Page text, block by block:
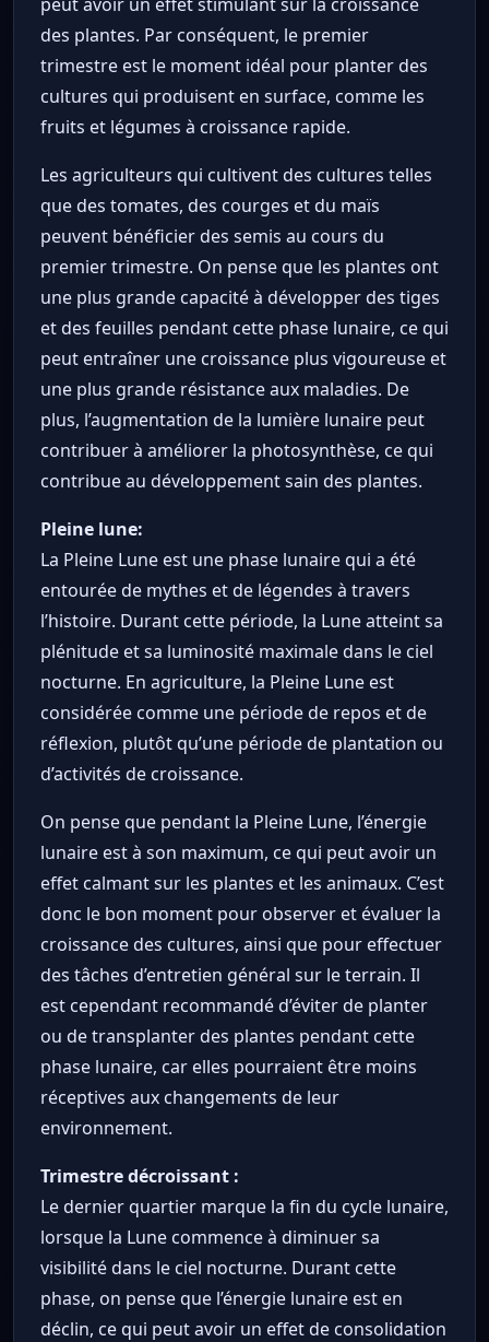
des plantes. Par conséquent, le premier
trimestre est le moment idéal pour planter des
cultures qui produisent en surface, comme les
fruits et légumes à croissance rapide.
Les agriculteurs qui cultivent des cultures telles
que des tomates, des courges et du maïs
peuvent bénéficier des semis au cours du
premier trimestre. On pense que les plantes ont
une plus grande capacité à développer des tiges
et des feuilles pendant cette phase lunaire, ce qui
peut entraîner une croissance plus vigoureuse et
une plus grande résistance aux maladies. De
plus, l’augmentation de la lumière lunaire peut
contribuer à améliorer la photosynthèse, ce qui
contribue au développement sain des plantes.
Pleine lune:
La Pleine Lune est une phase lunaire qui a été
entourée de mythes et de légendes à travers
l’histoire. Durant cette période, la Lune atteint sa
plénitude et sa luminosité maximale dans le ciel
nocturne. En agriculture, la Pleine Lune est
considérée comme une période de repos et de
réflexion, plutôt qu’une période de plantation ou
d’activités de croissance.
On pense que pendant la Pleine Lune, l’énergie
lunaire est à son maximum, ce qui peut avoir un
effet calmant sur les plantes et les animaux. C’est
donc le bon moment pour observer et évaluer la
croissance des cultures, ainsi que pour effectuer
des tâches d’entretien général sur le terrain. Il
est cependant recommandé d’éviter de planter
ou de transplanter des plantes pendant cette
phase lunaire, car elles pourraient être moins
réceptives aux changements de leur
environnement.
Trimestre décroissant :
Le dernier quartier marque la fin du cycle lunaire,
lorsque la Lune commence à diminuer sa
visibilité dans le ciel nocturne. Durant cette
phase, on pense que l’énergie lunaire est en
déclin, ce qui peut avoir un effet de consolidation